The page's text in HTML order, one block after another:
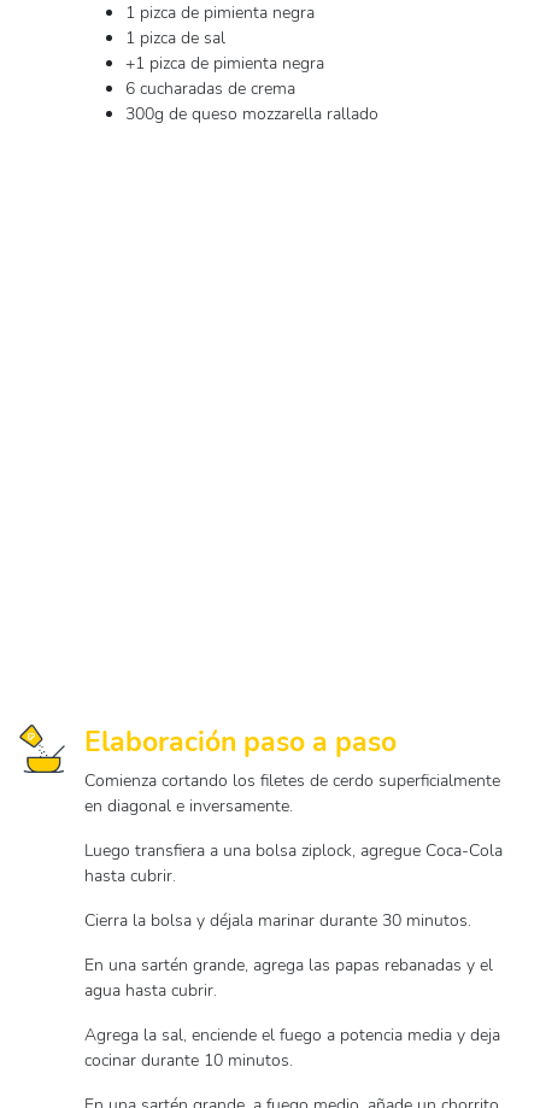
1 pizca de pimienta negra
1 pizca de sal
+1 pizca de pimienta negra
6 cucharadas de crema
300g de queso mozzarella rallado
Elaboración paso a paso
Comienza cortando los filetes de cerdo superficialmente
en diagonal e inversamente.
Luego transfiera a una bolsa ziplock, agregue Coca-Cola
hasta cubrir.
Cierra la bolsa y déjala marinar durante 30 minutos.
En una sartén grande, agrega las papas rebanadas y el
agua hasta cubrir.
Agrega la sal, enciende el fuego a potencia media y deja
cocinar durante 10 minutos.